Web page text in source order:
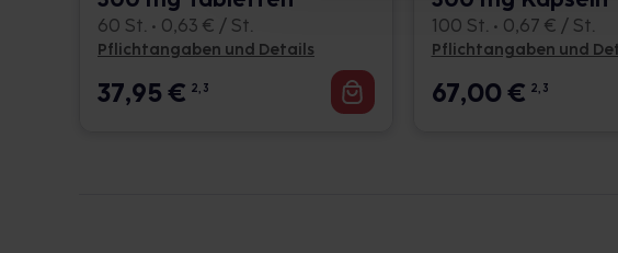
Eine vom Arzt verordnete Dosierung kann von den
abweichen. Da der Arzt sie individuell abstimmt, sollten
nach seinen Anweisungen anwenden.
60 St. • 0,63 € / St.
Pflichtangaben und Details
37,95€ 2, 3
100 St. • 0,67 € / St.
Pflichtangaben und
67,00€ 2, 3